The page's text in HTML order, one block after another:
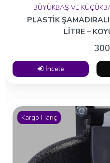
BÜYÜKBAŞ VE
PLASTİK
LİTRE –
İncele
Kargo Hariç